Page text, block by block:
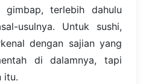
gimbap, terlebih dahulu
usulnya. Untuk sushi,
dengan sajian yang
di dalamnya, tapi
itu.